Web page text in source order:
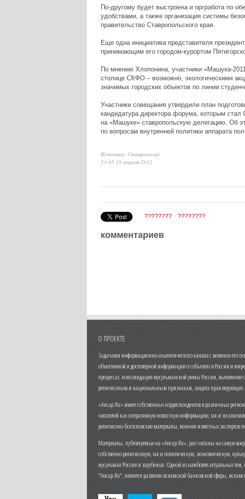
По-другому будет выстроена и оргработа по
удобствами, а также организация системы
правительство Ставропольского края.
Еще одна инициатива представителя
принимающим его городом-курортом
По мнению Хлопонина, участники «Машука-
столице СКФО – возможно, экологическими
значимых городских объектов по линии
Участники совещания утвердили план
кандидатура директора форума, которым
на «Машуке» ставропольскую делегацию. Об
по вопросам внутренней политики аппарата
Источник: Ставрополье
13:05 19 апреля 2011
???????? ????????
комментариев
О ПРОЕКТЕ
Задачами информационно-аналитического канала с момента его
объективной и достоверной информации о событиях в России и
процессах, консолидация мусульманской уммы России,
религиозным и национальным признакам, защита прав верующих.
«Ансар.Ru» имеет собственных корреспондентов в различных
читателей как оперативную новостную информацию, так и
религиозно-богословские материалы, мнения известных
Материалы, публикуемые на «Ансар.Ru», рассчитаны на самую
собственно религиозную, так и политическую, экономическую,
мусульман России и зарубежья. Одной из наиболее актуальных тем,
"Ансар.Ru", является развитие исламской банковской сферы,